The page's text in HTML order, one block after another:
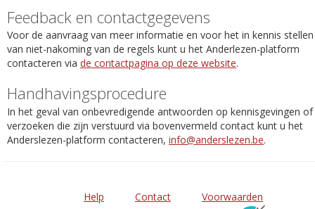
Feedback en contactgegevens
Voor de aanvraag van meer informatie en voor het in kennis stellen
van niet-nakoming van de regels kunt u het Anderlezen-platform
contacteren via de contactpagina op deze website.
Handhavingsprocedure
In het geval van onbevredigende antwoorden op kennisgevingen of
verzoeken die zijn verstuurd via bovenvermeld contact kunt u het
Anderslezen-platform contacteren, info@anderslezen.be.
Help Contact
Voorwaarden